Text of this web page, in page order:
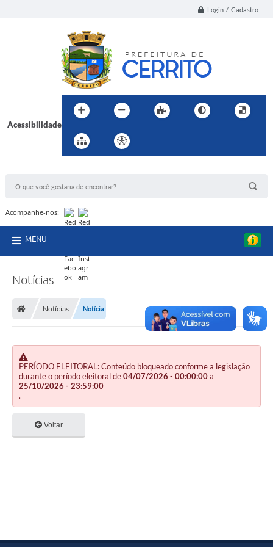
Login / Cadastro
Acessibilidade
Acompanhe-nos:
MENU
Notícias
Notícias Notícia
PERÍODO ELEITORAL: Conteúdo bloqueado conforme a legislação
durante o período eleitoral de04/07/2026 - 00:00:00a
25/10/2026 - 23:59:00
.
Voltar